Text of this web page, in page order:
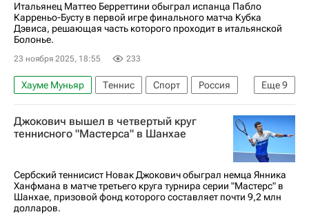
Итальянец Маттео Берреттини обыграл испанца Пабло
Карреньо-Бусту в первой игре финального матча Кубка
Дэвиса, решающая часть которого проходит в итальянской
Болонье.
23 ноября 2025, 18:55 233
Еще9
Хауме Муньяр Теннис Спорт
Россия
Болонья
Италия
Андреа Вавассори
ITF
Кубок Дэвиса
Маттео Берреттини
Женская теннисная ассоциация (WTA)
Ассоциация теннисистов-профессионалов (ATP)
Джокович вышел в четвертый круг
теннисного "Мастерса" в Шанхае
Сербский теннисист Новак Джокович обыграл немца Янника
Ханфмана в матче третьего круга турнира серии "Мастерс" в
Шанхае, призовой фонд которого составляет почти 9,2 млн
долларов.